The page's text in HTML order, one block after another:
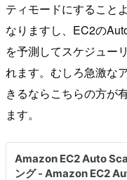
ティモードにすること
なりますし、EC2の
を予測してスケジュー
れます。むしろ急激な
きるならこちらの方が
ます。